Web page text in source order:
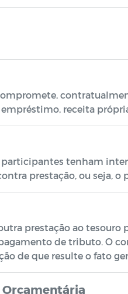
empréstimo, receita
tenham
prestação, ou seja, o
prestação ao
de tributo. O
de que resulte o fato
Orçamentária